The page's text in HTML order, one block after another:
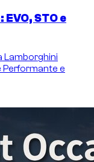
STO e
Lamborghini
Performante e